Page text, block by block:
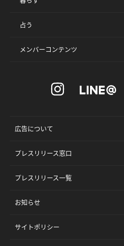
占う
メンバーコンテンツ
広告について
プレスリリース窓口
プレスリリース一覧
お知らせ
サイトポリシー